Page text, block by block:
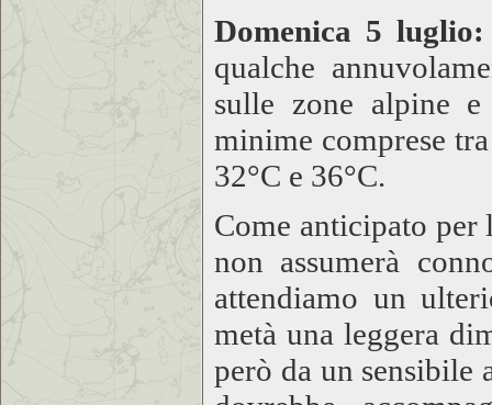
Domenica 5 luglio:
qualche
sulle zone alpine e
minime comprese
32°C e 36°C.
Come anticipato per
non assumerà
attendiamo un
metà una leggera
però da un sensibile